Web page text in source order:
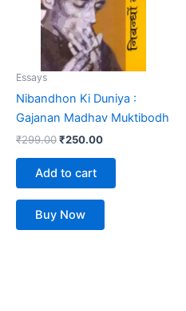
Essays
Nibandhon Ki Duniya :
Gajanan Madhav Muktibodh
₹299.00₹250.00
Add to cart
Buy Now